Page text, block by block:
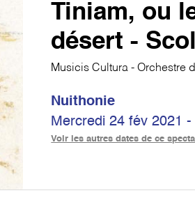
Tiniam, ou
désert -
Musicis Cultura - Orchestre
Nuithonie
Mercredi 24 fév 2021 -
Voir les autres dates de ce